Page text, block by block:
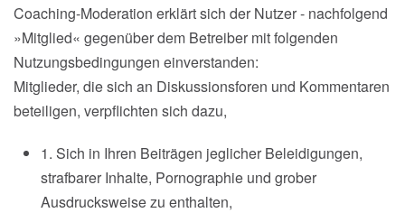
Coaching-Moderation erklärt sich der Nutzer - nachfolgend
»Mitglied« gegenüber dem Betreiber mit folgenden
Nutzungsbedingungen einverstanden:
Mitglieder, die sich an Diskussionsforen und Kommentaren
beteiligen, verpflichten sich dazu,
1. Sich in Ihren Beiträgen jeglicher Beleidigungen,
strafbarer Inhalte, Pornographie und grober
Ausdrucksweise zu enthalten,